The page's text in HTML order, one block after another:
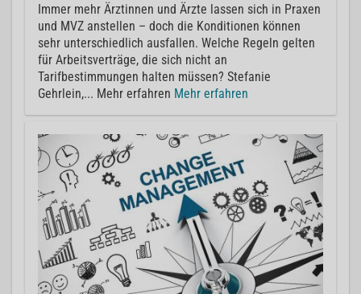
Immer mehr Ärztinnen und Ärzte lassen sich in Praxen
und MVZ anstellen – doch die Konditionen können
sehr unterschiedlich ausfallen. Welche Regeln gelten
für Arbeitsverträge, die sich nicht an
Tarifbestimmungen halten müssen? Stefanie
Gehrlein,... Mehr erfahren Mehr erfahren